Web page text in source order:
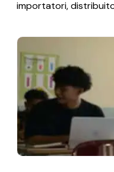
importatori,